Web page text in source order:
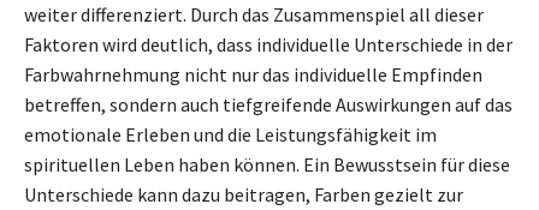
weiter differenziert. Durch das Zusammenspiel all dieser
Faktoren wird deutlich, dass individuelle Unterschiede in der
Farbwahrnehmung nicht nur das individuelle Empfinden
betreffen, sondern auch tiefgreifende Auswirkungen auf das
emotionale Erleben und die Leistungsfähigkeit im
spirituellen Leben haben können. Ein Bewusstsein für diese
Unterschiede kann dazu beitragen, Farben gezielt zur